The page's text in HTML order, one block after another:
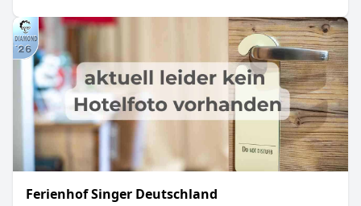
Ferienhof Singer Deutschland